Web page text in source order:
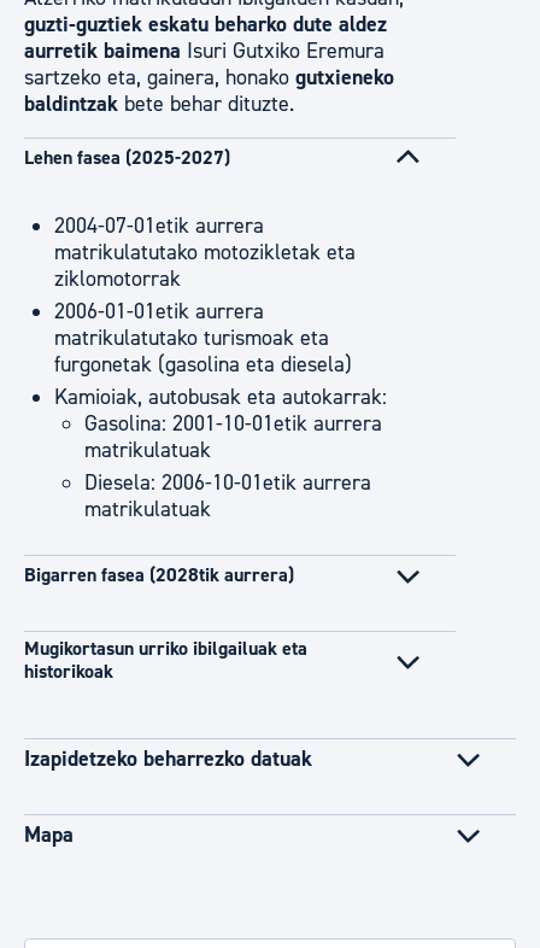
guzti-guztiek eskatu beharko dute aldez
aurretik baimena Isuri Gutxiko Eremura
sartzeko eta, gainera, honako gutxieneko
baldintzak bete behar dituzte.
Lehen fasea (2025-2027)
2004-07-01etik aurrera
matrikulatutako motozikletak eta
ziklomotorrak
2006-01-01etik aurrera
matrikulatutako turismoak eta
furgonetak (gasolina eta diesela)
Kamioiak, autobusak eta autokarrak:
Gasolina: 2001-10-01etik aurrera
matrikulatuak
Diesela: 2006-10-01etik aurrera
matrikulatuak
Bigarren fasea (2028tik aurrera)
Mugikortasun urriko ibilgailuak eta
historikoak
Izapidetzeko beharrezko datuak
Mapa